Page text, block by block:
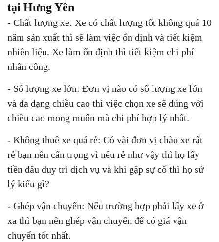
tại Hưng Yên
- Chất lượng xe: Xe có chất lượng tốt không quá 10
năm sản xuất thì sẽ làm việc ổn định và tiết kiệm
nhiên liệu. Xe làm ổn định thì tiết kiệm chi phí
nhân công.
- Số lượng xe lớn: Đơn vị nào có số lượng xe lớn
và đa dạng chiều cao thì việc chọn xe sẽ đúng với
chiều cao mong muốn mà chi phí hợp lý nhất.
- Không thuê xe quá rẻ: Có vài đơn vị chào xe rất
rẻ bạn nên cẩn trọng vì nếu rẻ như vậy thì họ lấy
tiền đâu duy trì dịch vụ và khi gặp sự cố thì họ sử
lý kiểu gì?
- Ghép vận chuyển: Nếu trường hợp phải lấy xe ở
xa thì bạn nên ghép vận chuyển để có giá vận
chuyển tốt nhất.